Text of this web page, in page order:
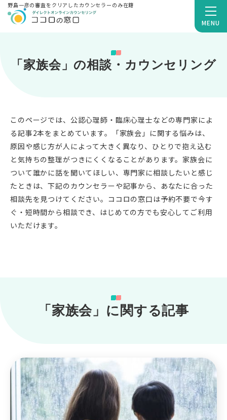
MENU
野島一彦の審査をクリアしたカウンセラーのみ在籍
「家族会」の相談・カウンセリング
このページでは、公認心理師・臨床心理士などの専門家によ
る記事2本をまとめています。「家族会」に関する悩みは、
原因や感じ方が人によって大きく異なり、ひとりで抱え込む
と気持ちの整理がつきにくくなることがあります。家族会に
ついて誰かに話を聞いてほしい、専門家に相談したいと感じ
たときは、下記のカウンセラーや記事から、あなたに合った
相談先を見つけてください。ココロの窓口は予約不要で今す
ぐ・短時間から相談でき、はじめての方でも安心してご利用
いただけます。
「家族会」に関する記事